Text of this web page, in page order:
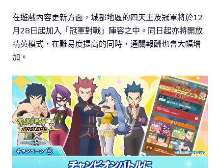
在遊戲內容更新方面，城都地區的四天王及冠軍將於12
月28日起加入「冠軍對戰」陣容之中。同日起亦將開放
精英模式，在難易度提高的同時，通關報酬也會大幅增
加。